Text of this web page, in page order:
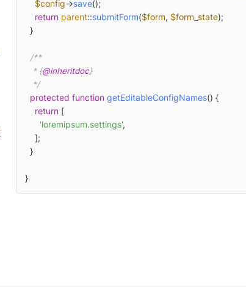
$config->save();
return parent::submitForm($form, $form_state);
/**
   * {
@inheritdoc}
   */
protected function getEditableConfigNames() {
return [
'loremipsum.settings',
}